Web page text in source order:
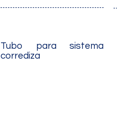
Tubo para sistema
corrediza